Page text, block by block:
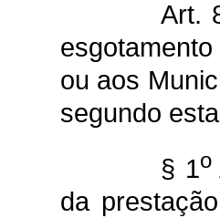
Art.
ou aos
segundo
§ 1o
da